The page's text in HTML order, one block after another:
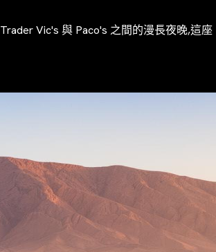
Vic's 與 Paco's 之間的漫長夜晚,這座